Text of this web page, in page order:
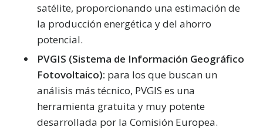
satélite, proporcionando una estimación de
la producción energética y del ahorro
potencial.
PVGIS (Sistema de Información Geográfico
Fotovoltaico): para los que buscan un
análisis más técnico, PVGIS es una
herramienta gratuita y muy potente
desarrollada por la Comisión Europea.